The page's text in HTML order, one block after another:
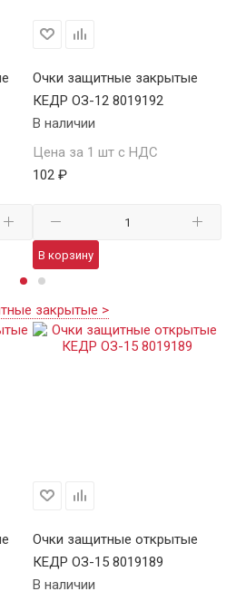
Очки защитные закрытые
КЕДР ОЗ-12 8019192
В наличии
Цена за 1 шт с НДС
102 ₽
В корзину
закрытые >
Очки защитные открытые
КЕДР ОЗ-15 8019189
В наличии